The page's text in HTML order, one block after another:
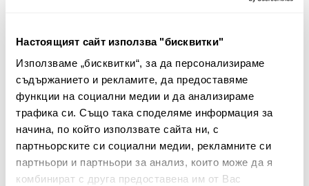
Настоящият сайт използва "бисквитки"
Използваме „бисквитки“, за да персонализираме
съдържанието и рекламите, да предоставяме
функции на социални медии и да анализираме
трафика си. Също така споделяме информация за
начина, по който използвате сайта ни, с
партньорските си социални медии, рекламните си
партньори и партньори за анализ, които може да я
комбинират с друга предоставена им от Вас
133.00лв.